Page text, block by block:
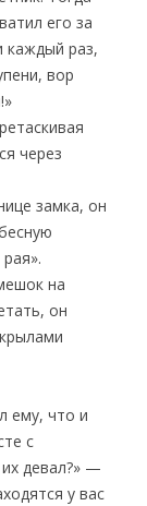
его за
каждый раз,
вор
через
замка, он
на
он
ему, что и
с
девал?» —
у вас